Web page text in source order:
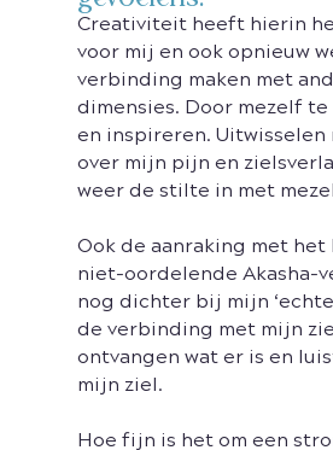
Creativiteit heeft hierin
voor mij en ook opnieuw
verbinding maken met
dimensies. Door mezelf
en inspireren. Uitwisselen
over mijn pijn en
weer de stilte in met
Ook de aanraking met
niet-oordelende Akasha-
nog dichter bij mijn
de verbinding met mijn
ontvangen wat er is en
mijn ziel.
Hoe fijn is het om een